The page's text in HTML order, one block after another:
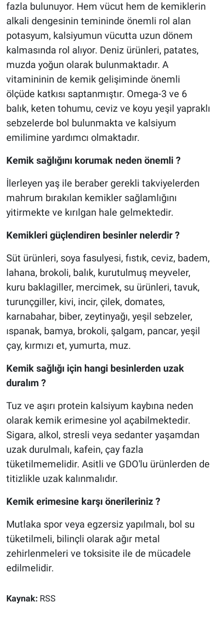
fazla bulunuyor. Hem vücut hem de kemiklerin
alkali dengesinin temininde önemli rol alan
potasyum, kalsiyumun vücutta uzun dönem
kalmasında rol alıyor. Deniz ürünleri, patates,
muzda yoğun olarak bulunmaktadır. A
vitamininin de kemik gelişiminde önemli
ölçüde katkısı saptanmıştır. Omega-3 ve 6
balık, keten tohumu, ceviz ve koyu yeşil yapraklı
sebzelerde bol bulunmakta ve kalsiyum
emilimine yardımcı olmaktadır.
Kemik sağlığını korumak neden önemli ?
İlerleyen yaş ile beraber gerekli takviyelerden
mahrum bırakılan kemikler sağlamlığını
yitirmekte ve kırılgan hale gelmektedir.
Kemikleri güçlendiren besinler nelerdir ?
Süt ürünleri, soya fasulyesi, fıstık, ceviz, badem,
lahana, brokoli, balık, kurutulmuş meyveler,
kuru baklagiller, mercimek, su ürünleri, tavuk,
turunçgiller, kivi, incir, çilek, domates,
karnabahar, biber, zeytinyağı, yeşil sebzeler,
ıspanak, bamya, brokoli, şalgam, pancar, yeşil
çay, kırmızı et, yumurta, muz.
Kemik sağlığı için hangi besinlerden uzak
duralım ?
Tuz ve aşırı protein kalsiyum kaybına neden
olarak kemik erimesine yol açabilmektedir.
Sigara, alkol, stresli veya sedanter yaşamdan
uzak durulmalı, kafein, çay fazla
tüketilmemelidir. Asitli ve GDO'lu ürünlerden de
titizlikle uzak kalınmalıdır.
Kemik erimesine karşı önerileriniz ?
Mutlaka spor veya egzersiz yapılmalı, bol su
tüketilmeli, bilinçli olarak ağır metal
zehirlenmeleri ve toksisite ile de mücadele
edilmelidir.
Kaynak: RSS